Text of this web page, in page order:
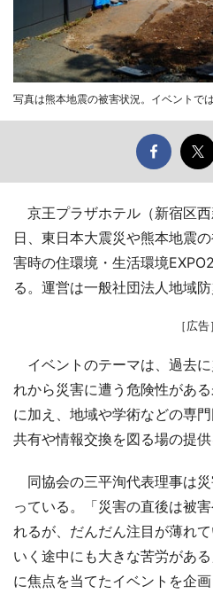
写真は熊本地震の被害状況。イベントで
京王プラザホテル（新宿区西
日、東日本大震災や熊本地震
害時の住環境・生活環境
る。運営は一般社団法人地域防
［広告］
イベントのテーマは、過去
れから災害に遭う危険性があ
に加え、地域や学術などの専
共有や情報交換を図る場の提供
同協会の三平洵代表理事は
っている。「災害の直後は被
れるが、だんだん注目が薄れ
いく途中にも大きな苦労があ
に焦点を当てたイベントを企